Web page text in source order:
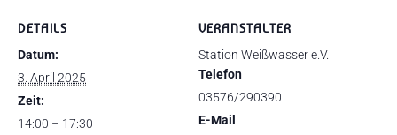
DETAILS
Datum:
3. April 2025
Zeit:
14:00 – 17:30
VERANSTALTER
Station Weißwasser e.V.
Telefon
03576/290390
E-Mail